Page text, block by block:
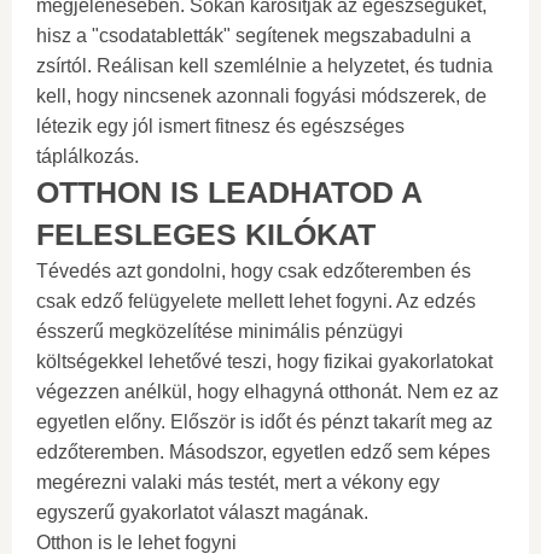
megjelenésében. Sokan károsítják az egészségüket,
hisz a "csodatabletták" segítenek megszabadulni a
zsírtól. Reálisan kell szemlélnie a helyzetet, és tudnia
kell, hogy nincsenek azonnali fogyási módszerek, de
létezik egy jól ismert fitnesz és egészséges
táplálkozás.
OTTHON IS LEADHATOD A
FELESLEGES KILÓKAT
Tévedés azt gondolni, hogy csak edzőteremben és
csak edző felügyelete mellett lehet fogyni. Az edzés
ésszerű megközelítése minimális pénzügyi
költségekkel lehetővé teszi, hogy fizikai gyakorlatokat
végezzen anélkül, hogy elhagyná otthonát. Nem ez az
egyetlen előny. Először is időt és pénzt takarít meg az
edzőteremben. Másodszor, egyetlen edző sem képes
megérezni valaki más testét, mert a vékony egy
egyszerű gyakorlatot választ magának.
Otthon is le lehet fogyni